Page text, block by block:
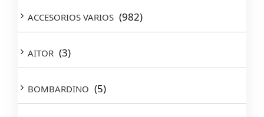
ACCESORIOS VARIOS (982)
AITOR (3)
BOMBARDINO (5)